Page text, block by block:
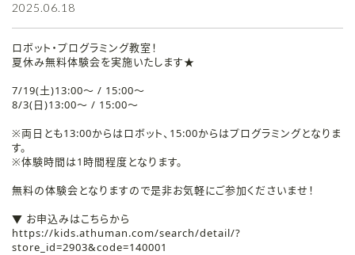
2025.06.18
ロボット・プログラミング教室！
夏休み無料体験会を実施いたします★
7/19(土)13:00～ / 15:00～
8/3(日)13:00～ / 15:00～
※両日とも13:00からはロボット、15:00からはプログラミングとなりま
す。
※体験時間は1時間程度となります。
無料の体験会となりますので是非お気軽にご参加くださいませ！
▼ お申込みはこちらから
https://kids.athuman.com/search/detail/?
store_id=2903&code=140001